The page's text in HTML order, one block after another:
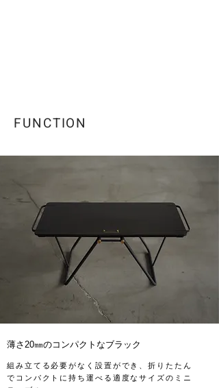
FUNCTION
薄さ20㎜のコンパクトなブラック
組み立てる必要がなく設置ができ、折りたたん
でコンパクトに持ち運べる適度なサイズのミニ